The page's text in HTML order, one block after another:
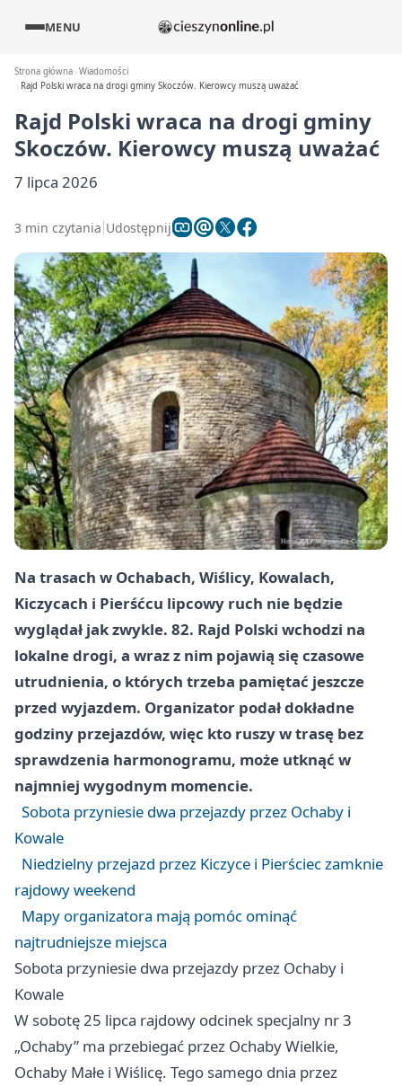
MENU
Strona główna Wiadomości
Rajd Polski wraca na drogi gminy Skoczów. Kierowcy muszą uważać
Rajd Polski wraca na drogi gminy
Skoczów. Kierowcy muszą uważać
7 lipca 2026
3 min czytania Udostępnij
Na trasach w Ochabach, Wiślicy, Kowalach,
Kiczycach i Pierśćcu lipcowy ruch nie będzie
wyglądał jak zwykle. 82. Rajd Polski wchodzi na
lokalne drogi, a wraz z nim pojawią się czasowe
utrudnienia, o których trzeba pamiętać jeszcze
przed wyjazdem. Organizator podał dokładne
godziny przejazdów, więc kto ruszy w trasę bez
sprawdzenia harmonogramu, może utknąć w
najmniej wygodnym momencie.
Sobota przyniesie dwa przejazdy przez Ochaby i
Kowale
Niedzielny przejazd przez Kiczyce i Pierściec zamknie
rajdowy weekend
Mapy organizatora mają pomóc ominąć
najtrudniejsze miejsca
Sobota przyniesie dwa przejazdy przez Ochaby i
Kowale
W sobotę 25 lipca rajdowy odcinek specjalny nr 3
„Ochaby” ma przebiegać przez Ochaby Wielkie,
Ochaby Małe i Wiślicę. Tego samego dnia przez